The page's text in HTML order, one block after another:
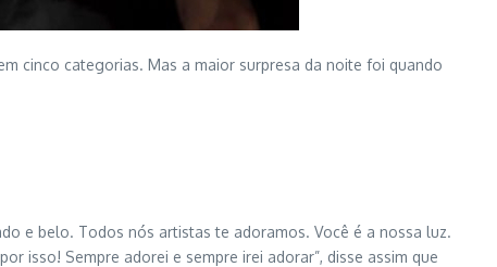
cinco categorias. Mas a maior surpresa da noite foi quando
e belo. Todos nós artistas te adoramos. Você é a nossa luz.
isso! Sempre adorei e sempre irei adorar”, disse assim que